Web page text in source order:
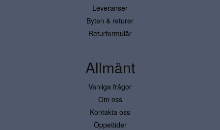
Leveranser
Byten & returer
Returformulär
Allmänt
Vanliga frågor
Om oss
Kontakta oss
Öppettider